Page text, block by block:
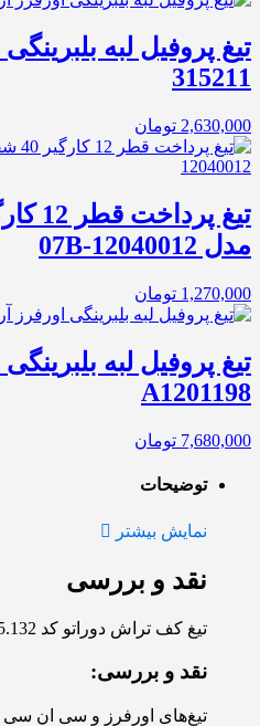
تیغ پروفیل لبه
315211
2,630,000 تومان
مدل 07B-12040012
1,270,000 تومان
تیغ پروفیل لبه
A1201198
7,680,000 تومان
توضیحات
نمایش بیشتر
نقد و بررسی
تیغ کف تراش دوراتو کد 203.25.132
نقد و بررسی:
تیغ‌های اورفرز و سی ان سی